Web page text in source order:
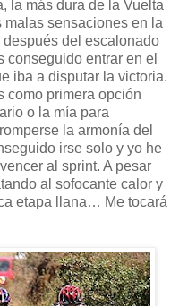
la más dura de la Vuelta
sensaciones en la
del escalonado
conseguido entrar en el
iba a disputar la victoria.
como primera opción
o la mía para
la armonía del
irse solo y yo he
al sprint. A pesar
al sofocante calor y
etapa llana… Me tocará